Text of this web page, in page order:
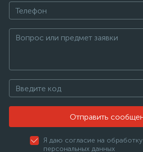
Отправить
Я даю согласие на
персональных данных